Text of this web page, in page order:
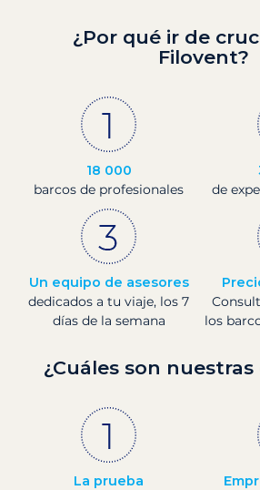
¿Por qué ir de
Filovent?
18 000
barcos de profesionales
de
Un equipo de asesores
dedicados a tu viaje, los 7
días de la semana
los
¿Cuáles son
La prueba